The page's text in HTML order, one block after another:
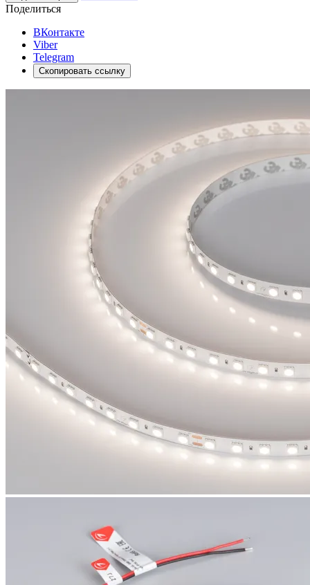
Поделиться
ВКонтакте
Viber
Telegram
Скопировать ссылку